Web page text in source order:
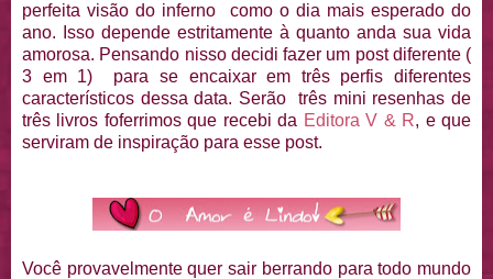
perfeita visão do inferno como o dia mais esperado do
ano. Isso depende estritamente à quanto anda sua vida
amorosa. Pensando nisso decidi fazer um post diferente (
3 em 1) para se encaixar em três perfis diferentes
característicos dessa data. Serão três mini resenhas de
três livros foferrimos que recebi da Editora V & R, e que
serviram de inspiração para esse post.
Você provavelmente quer sair berrando para todo mundo